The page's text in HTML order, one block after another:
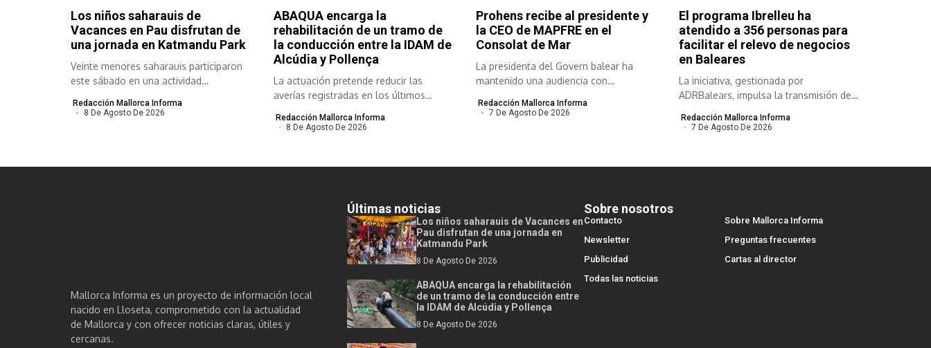
Los niños saharauis de
Vacances en Pau disfrutan de
una jornada en Katmandu Park
Veinte menores saharauis participaron
este sábado en una actividad
Redacción Mallorca Informa
8 De Agosto De 2026
ABAQUA encarga la
rehabilitación de un tramo de
la conducción entre la IDAM de
Alcúdia y Pollença
La actuación pretende reducir las
averías registradas en los últimos
Redacción Mallorca Informa
8 De Agosto De 2026
Prohens recibe al presidente y
la CEO de MAPFRE en el
Consolat de Mar
La presidenta del Govern balear ha
mantenido una audiencia con
Redacción Mallorca Informa
7 De Agosto De 2026
El programa Ibrelleu ha
atendido a 356 personas para
facilitar el relevo de negocios
en Baleares
La iniciativa, gestionada por
ADRBalears, impulsa la transmisión de
Redacción Mallorca Informa
7 De Agosto De 2026
Mallorca Informa es un proyecto de información local
nacido en Lloseta, comprometido con la actualidad
de Mallorca y con ofrecer noticias claras, útiles y
cercanas.
Últimas noticias
Los niños saharauis de Vacances en
Pau disfrutan de una jornada en
Katmandu Park
8 De Agosto De 2026
ABAQUA encarga la rehabilitación
de un tramo de la conducción entre
la IDAM de Alcúdia y Pollença
8 De Agosto De 2026
Sobre nosotros
Contacto
Sobre Mallorca Informa
Newsletter
Preguntas frecuentes
Publicidad
Cartas al director
Todas las noticias